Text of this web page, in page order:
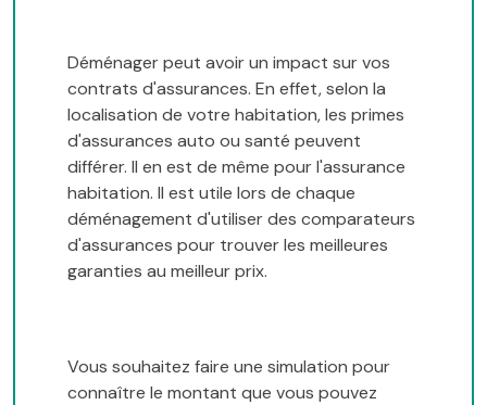
Déménager peut avoir un impact sur vos
contrats d'assurances. En effet, selon la
localisation de votre habitation, les primes
d'assurances auto ou santé peuvent
différer. Il en est de même pour l'assurance
habitation. Il est utile lors de chaque
déménagement d'utiliser des comparateurs
d'assurances pour trouver les meilleures
garanties au meilleur prix.
Vous souhaitez faire une simulation pour
connaître le montant que vous pouvez